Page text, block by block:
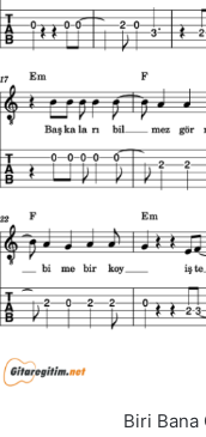
Biri Bana